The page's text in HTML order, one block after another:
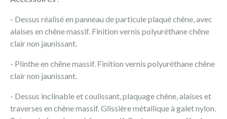
- Dessus réalisé en panneau de particule plaqué chêne, avec
alaises en chêne massif. Finition vernis polyuréthane chêne
clair non jaunissant.
- Plinthe en chêne massif. Finition vernis polyuréthane chêne
clair non jaunissant.
- Dessus inclinable et coulissant, plaquage chêne, alaises et
traverses en chêne massif. Glissière métallique à galet nylon.